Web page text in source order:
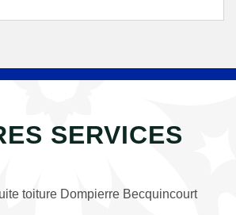
SERVICES
toiture Dompierre Becquincourt